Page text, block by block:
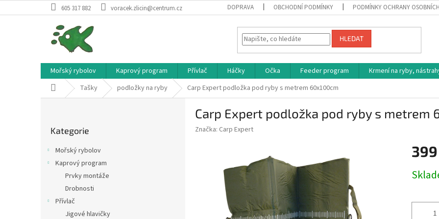
na
605 317 882 voracek.zlicin@centrum.cz DOPRAVA OBCHODNÍ PODMÍNKY PODMÍNKY OCHRANY OSOBNÍCH
HLEDAT
Mořský rybolov Kaprový program Přívlač Háčky Očka Feeder program Krmení na ryby,
Domů Tašky podložky na ryby Carp Expert podložka pod ryby s metrem 60x100cm
kategorie
Kategorie
Mořský rybolov
Kaprový program
Prvky montáže
Drobnosti
Přívlač
Jigové hlavičky
Carp Expert podložka pod ryby s metrem
Značka: Carp Expert
cena: